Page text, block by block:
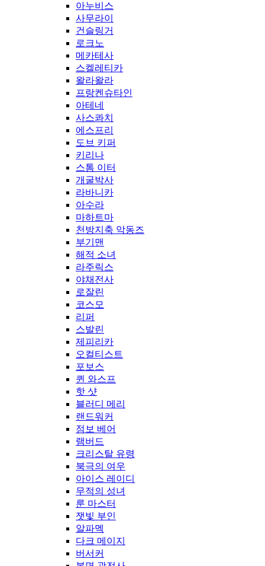
아누비스
사무라이
건슬링거
로크노
메카테사
스켈레티카
왈라왈라
프랑켄슈타인
아테네
사스콰치
에스프리
도브 키퍼
키리나
스톰 이터
개굴박사
라바니카
아수라
마하트마
천방지축 악동즈
부기맨
해적 소녀
라주릭스
야채전사
로잘린
코스모
리퍼
스발린
제피리카
오컬티스트
포보스
퀸 와스프
핫 샷
블러디 메리
랜드워커
점보 베어
램버드
크리스탈 유령
북극의 여우
아이스 레이디
무적의 성녀
룬 마스터
잿빛 부인
알파멕
다크 메이지
버서커